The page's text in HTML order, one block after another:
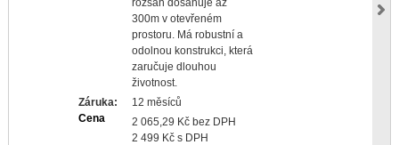
rozsah dosahuje až
300m v otevřeném
prostoru. Má robustní a
odolnou konstrukci, která
zaručuje dlouhou
životnost.
Záruka:
12 měsíců
Cena
2 065,29 Kč bez DPH
2 499 Kč s DPH